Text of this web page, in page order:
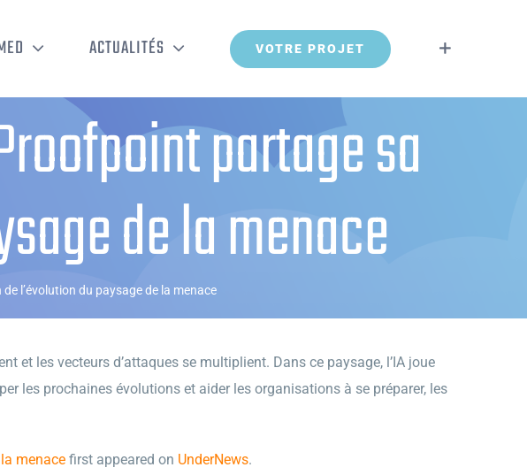
ACTUALITÉS VOTRE PROJET
partage sa
de la menace
l’évolution du paysage de la menace
et les vecteurs d’attaques se multiplient. Dans ce paysage, l’IA joue
les prochaines évolutions et aider les organisations à se préparer, les
menace first appeared on UnderNews.